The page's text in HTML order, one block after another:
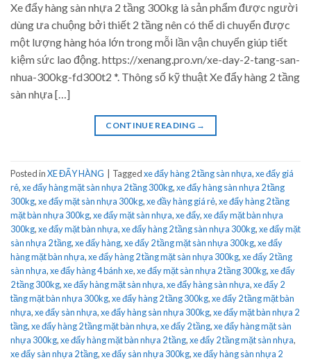
Xe đẩy hàng sàn nhựa 2 tầng 300kg là sản phẩm được người
dùng ưa chuộng bởi thiết 2 tầng nên có thể di chuyển được
một lượng hàng hóa lớn trong mỗi lần vận chuyển giúp tiết
kiệm sức lao động. https://xenang.pro.vn/xe-day-2-tang-san-
nhua-300kg-fd300t2 *. Thông số kỹ thuật Xe đẩy hàng 2 tầng
sàn nhựa […]
CONTINUE READING →
Posted inXE ĐẨY HÀNG Taggedxe đẩy hàng 2 tầng sàn nhựa,xe đẩy giá
rẻ,xe đẩy hàng mặt sàn nhựa 2 tầng 300kg,xe đẩy hàng sàn nhựa 2 tầng
300kg,xe đẩy mặt sàn nhựa 300kg,xe đầy hàng giá rẻ,xe đẩy hàng 2 tầng
mặt bàn nhựa 300kg,xe đẩy mặt sàn nhựa,xe đẩy,xe đẩy mặt bàn nhựa
300kg,xe đẩy mặt bàn nhựa,xe đẩy hàng 2 tầng sàn nhựa 300kg,xe đẩy mặt
sàn nhựa 2 tầng,xe đẩy hàng,xe đẩy 2 tầng mặt sàn nhựa 300kg,xe đẩy
hàng mặt bàn nhựa,xe đẩy hàng 2 tầng mặt sàn nhựa 300kg,xe đẩy 2 tầng
sàn nhựa,xe đẩy hàng 4 bánh xe,xe đẩy mặt sàn nhựa 2 tầng 300kg,xe đẩy
2 tầng 300kg,xe đẩy hàng mặt sàn nhựa,xe đẩy hàng sàn nhựa,xe đẩy 2
tầng mặt bàn nhựa 300kg,xe đẩy hàng 2 tầng 300kg,xe đẩy 2 tầng mặt bàn
nhựa,xe đẩy sàn nhựa,xe đẩy hàng sàn nhựa 300kg,xe đẩy mặt bàn nhựa 2
tầng,xe đẩy hàng 2 tầng mặt bàn nhựa,xe đẩy 2 tầng,xe đẩy hàng mặt sàn
nhựa 300kg,xe đẩy hàng mặt bàn nhựa 2 tầng,xe đẩy 2 tầng mặt sàn nhựa,
xe đẩy sàn nhựa 2 tầng,xe đẩy sàn nhựa 300kg,xe đẩy hàng sàn nhựa 2